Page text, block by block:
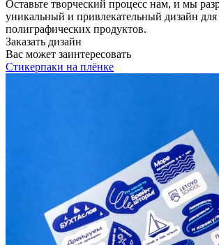
Оставьте творческий процесс нам, и мы
уникальный и привлекательный дизайн
полиграфических продуктов.
Заказать дизайн
Вас может заинтересовать
Стикерпаки на плёнке